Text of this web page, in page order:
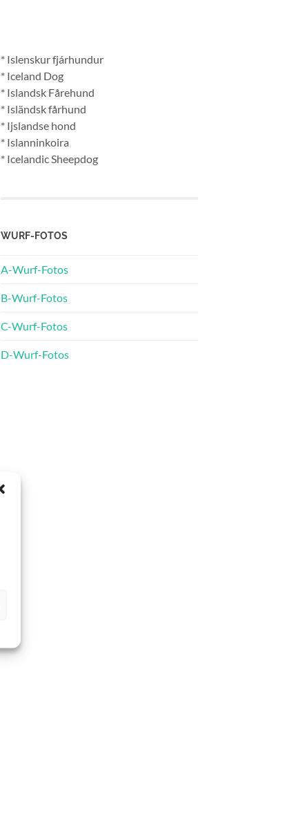
* Islenskur fjárhundur
* Iceland Dog
* Islandsk Fårehund
* Isländsk fårhund
* Ijslandse hond
* Islanninkoira
* Icelandic Sheepdog
WURF-FOTOS
A-Wurf-Fotos
B-Wurf-Fotos
C-Wurf-Fotos
D-Wurf-Fotos